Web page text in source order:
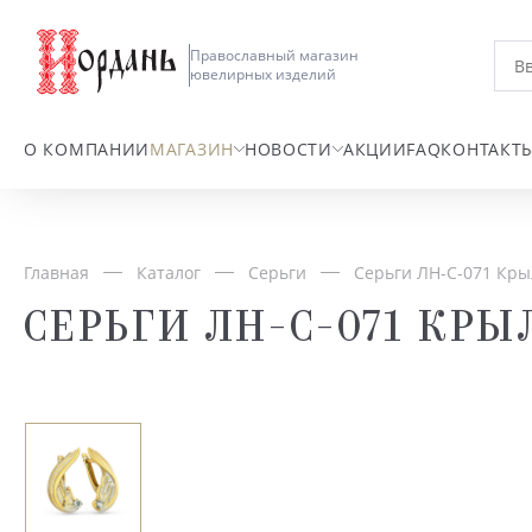
Православный магазин
ювелирных изделий
О КОМПАНИИМАГАЗИН НОВОСТИ АКЦИИFAQ
Главная Каталог Серьги Серьги ЛН-С-071
СЕРЬГИ ЛН-С-071